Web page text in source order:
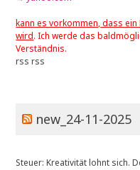
kann es vorkommen, dass
wird. Ich werde das
Verständnis.
rss rss
new_24-11-2025
Steuer: Kreativität lohnt sich.